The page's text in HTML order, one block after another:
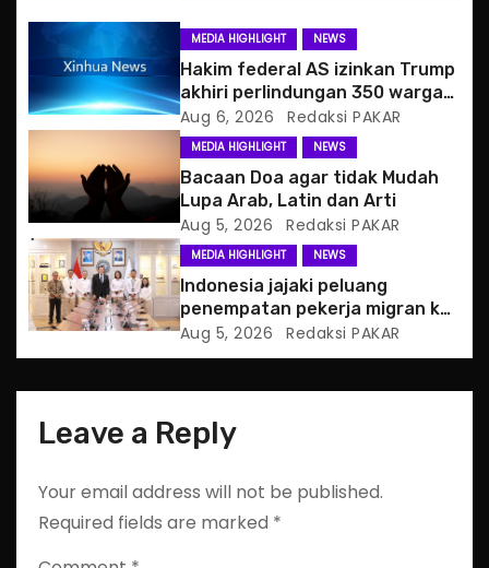
g
a
t
i
o
n
MEDIA HIGHLIGHT NEWS
Hakim federal AS izinkan Trump
akhiri perlindungan 350 warga
Haiti
Aug 6, 2026 Redaksi PAKAR
MEDIA HIGHLIGHT NEWS
Bacaan Doa agar tidak Mudah
Lupa Arab, Latin dan Arti
Aug 5, 2026 Redaksi PAKAR
MEDIA HIGHLIGHT NEWS
Indonesia jajaki peluang
penempatan pekerja migran ke
Slowakia
Aug 5, 2026 Redaksi PAKAR
Leave a Reply
Your email address will not be published.
Required fields are marked *